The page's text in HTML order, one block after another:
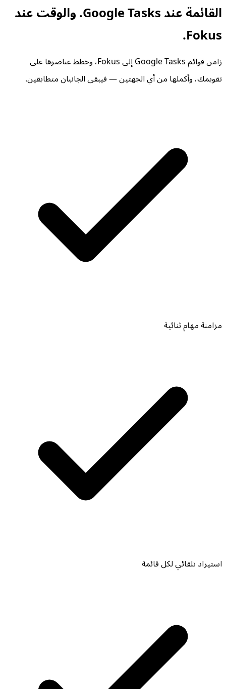
القائمة عند Google Tasks. والوقت عند
Fokus.
زامن قوائم Google Tasks إلى Fokus، وخطط عناصرها على
تقويمك، وأكملها من أي الجهتين — فيبقى الجانبان متطابقين.
مزامنة مهام ثنائية
استيراد تلقائي لكل قائمة